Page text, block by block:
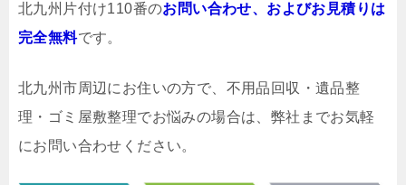
北九州片付け110番のお問い合わせ、およびお見積りは
完全無料です。
北九州市周辺にお住いの方で、不用品回収・遺品整
理・ゴミ屋敷整理でお悩みの場合は、弊社までお気軽
にお問い合わせください。